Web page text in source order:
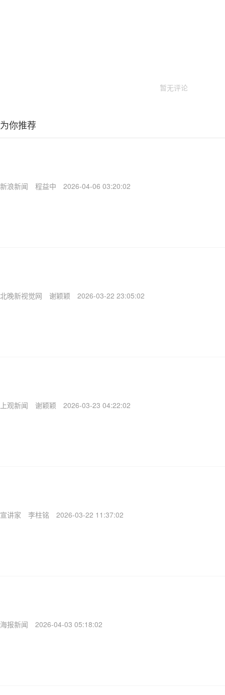
暂无评论
为你推荐
新浪新闻 程益中 2026-04-06 03:20:02
北晚新视觉网 谢颖颖 2026-03-22 23:05:02
上观新闻 谢颖颖 2026-03-23 04:22:02
宣讲家 李柱铭 2026-03-22 11:37:02
海报新闻 2026-04-03 05:18:02